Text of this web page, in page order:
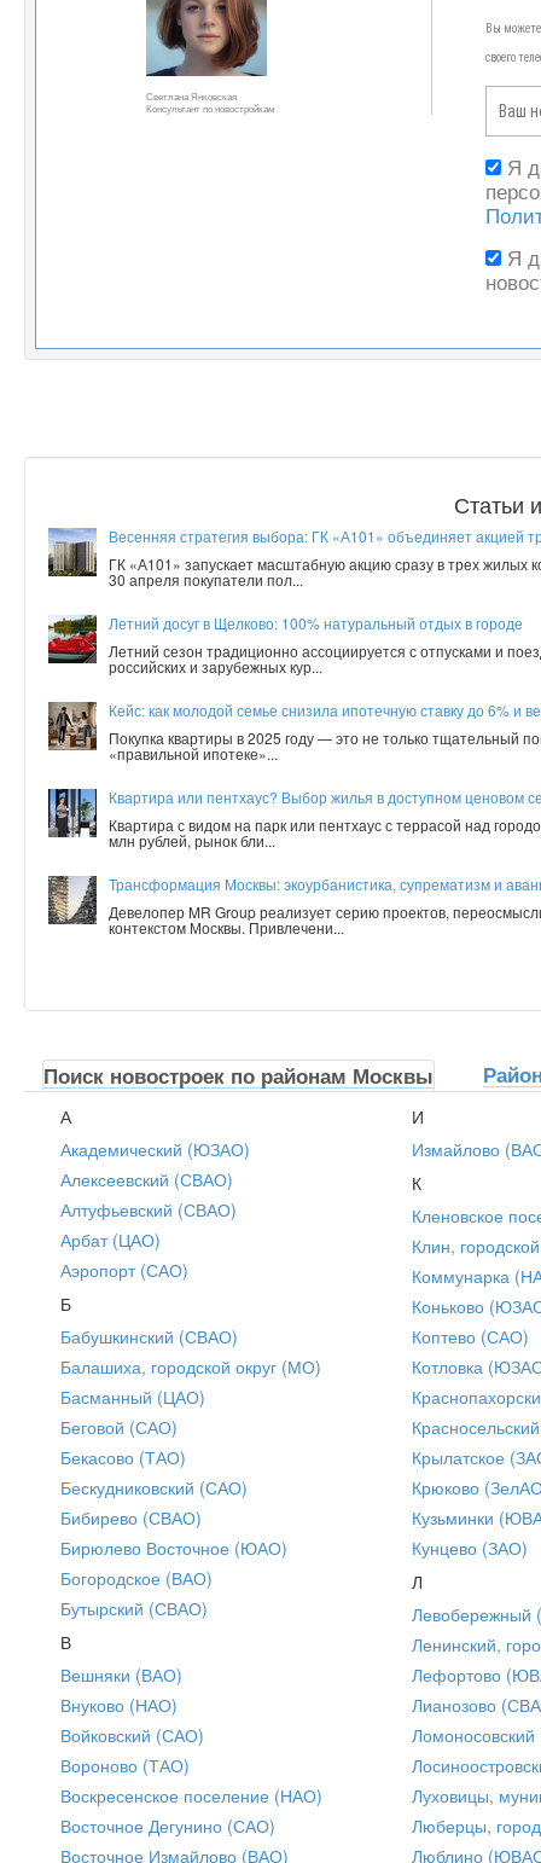
Светлана Янковская
Консультант по новостройкам
Вы
своего
Я
Я
Статьи
Весенняя стратегия выбора: ГК «А101» объединяет акцией
ГК «А101» запускает масштабную акцию сразу в трех
30 апреля покупатели пол...
Летний досуг в Щелково: 100% натуральный отдых в городе
Летний сезон традиционно ассоциируется с отпусками и
российских и зарубежных кур...
Кейс: как молодой семье снизила ипотечную ставку до 6% и
Покупка квартиры в 2025 году — это не только тщательный
«правильной ипотеке»...
Квартира или пентхаус? Выбор жилья в доступном ценовом
Квартира с видом на парк или пентхаус с террасой над
млн рублей, рынок бли...
Трансформация Москвы: экоурбанистика, супрематизм и
Девелопер MR Group реализует серию проектов,
контекстом Москвы. Привлечени...
Поиск новостроек по районам Москвы
А
Академический (ЮЗАО)
Алексеевский (СВАО)
Алтуфьевский (СВАО)
Арбат (ЦАО)
Аэропорт (САО)
Б
Бабушкинский (СВАО)
Балашиха, городской округ (МО)
Басманный (ЦАО)
Беговой (САО)
Бекасово (ТАО)
Бескудниковский (САО)
Бибирево (СВАО)
Бирюлево Восточное (ЮАО)
Богородское (ВАО)
Бутырский (СВАО)
В
Вешняки (ВАО)
Внуково (НАО)
Войковский (САО)
Вороново (ТАО)
Воскресенское поселение (НАО)
Восточное Дегунино (САО)
Восточное Измайлово (ВАО)
И
Измайлово
К
Кленовское
Клин,
Коммунарка
Коньково
Коптево (САО)
Котловка
Крылатское
Крюково
Кузьминки
Кунцево (ЗАО)
Л
Ленинский,
Лефортово
Лианозово
Луховицы,
Люберцы,
Люблино